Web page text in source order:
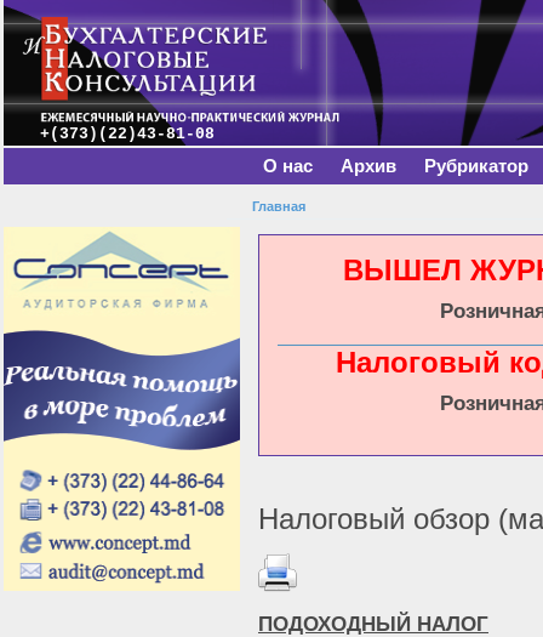
+(373)(22)43-81-08
Главное меню
О нас Архив Рубрикатор
Вы здесь
Главная
ВЫШЕЛ
Налоговый
Налоговый обзор
ПОДОХОДНЫЙ НАЛОГ